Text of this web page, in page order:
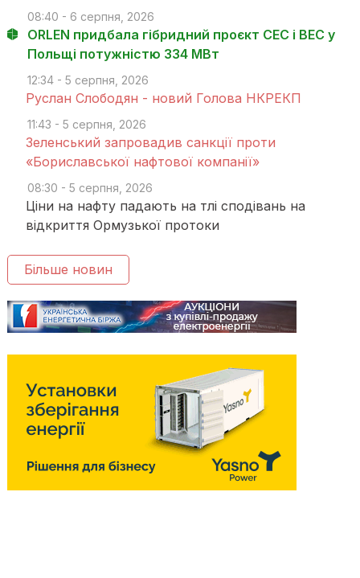
08:40 - 6 серпня, 2026
ORLEN придбала гібридний проєкт СЕС і ВЕС у
Польщі потужністю 334 МВт
12:34 - 5 серпня, 2026
Руслан Слободян - новий Голова НКРЕКП
11:43 - 5 серпня, 2026
Зеленський запровадив санкції проти
«Бориславської нафтової компанії»
08:30 - 5 серпня, 2026
Ціни на нафту падають на тлі сподівань на
відкриття Ормузької протоки
Більше новин